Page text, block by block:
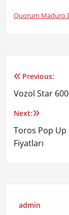
Quorum Maduro
Yazı
Previous:
Vozol Star
Next:
Toros Pop
Fiyatları
admin